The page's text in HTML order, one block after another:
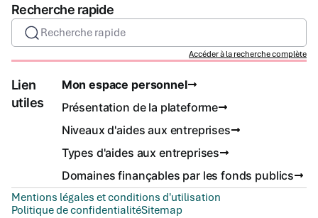
Recherche rapide
Recherche rapide
Accéder à la recherche complète
Lien
utiles
Mon espace personnel
Présentation de la plateforme
Niveaux d'aides aux entreprises
Types d'aides aux entreprises
Domaines finançables par les fonds publics
Mentions légales et conditions d'utilisation
Politique de confidentialitéSitemap